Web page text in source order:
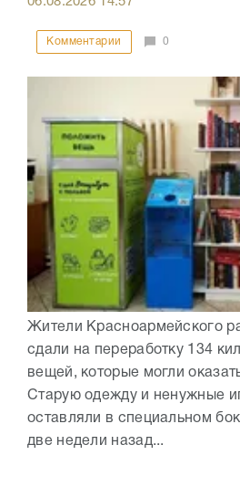
Комментарии 0
Жители Красноармейского
сдали на переработку 134
вещей, которые могли
Старую одежду и ненужные
оставляли в специальном
две недели назад...